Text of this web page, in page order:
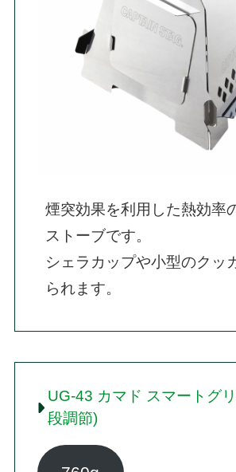
煙突効果を利用した熱効率
ストーブです。
シェラカップや小型のクッ
られます。
UG-43 カマド スマートグ
段調節)